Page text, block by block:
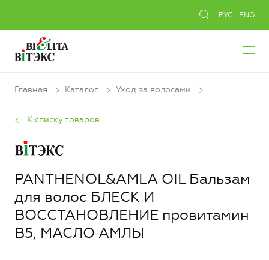
РУС ENG
Главная Каталог Уход за волосами
К списку товаров
PANTHENOL&AMLA OIL Бальзам
для волос БЛЕСК И
ВОССТАНОВЛЕНИЕ провитамин
В5, МАСЛО АМЛЫ